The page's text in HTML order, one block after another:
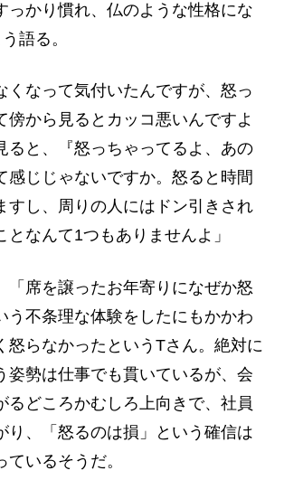
っかり慣れ、仏のような性格にな
語る。
くなって気付いたんですが、怒っ
傍から見るとカッコ悪いんですよ
ると、『怒っちゃってるよ、あの
感じじゃないですか。怒ると時間
すし、周りの人にはドン引きされ
となんて1つもありませんよ」
席を譲ったお年寄りになぜか怒
う不条理な体験をしたにもかかわ
怒らなかったというTさん。絶対に
姿勢は仕事でも貫いているが、会
るどころかむしろ上向きで、社員
り、「怒るのは損」という確信は
いるそうだ。